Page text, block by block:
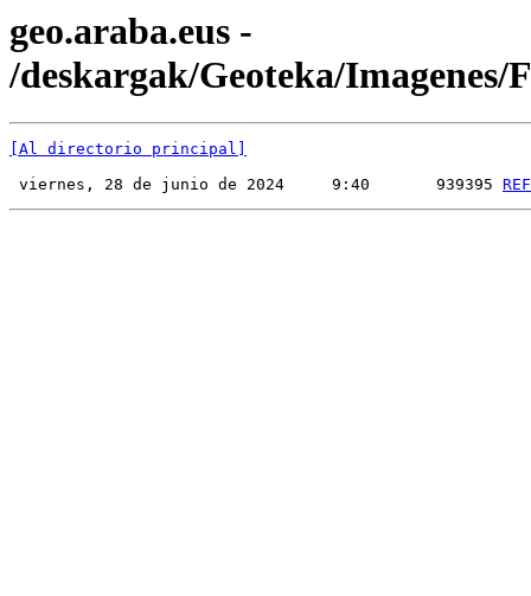
geo.araba.eus -
/deskargak/Geoteka/Imagenes/
[Al directorio principal]
viernes, 28 de junio de 2024     9:40       939395